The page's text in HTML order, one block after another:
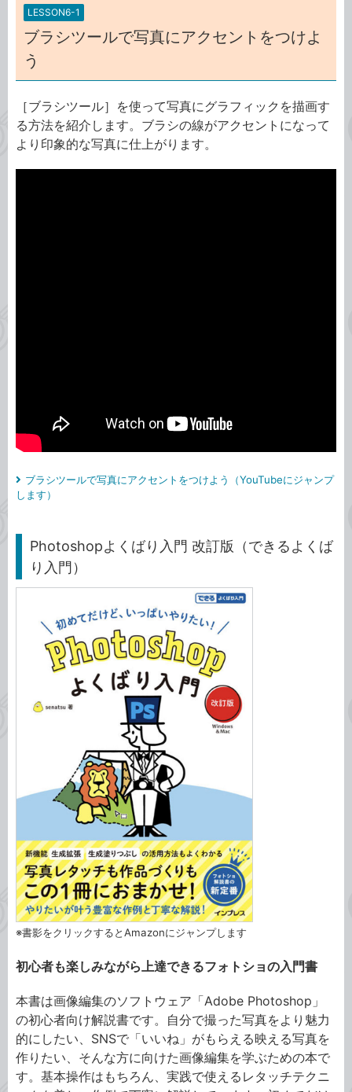
LESSON6-1
ブラシツールで写真にアクセントをつけよ
う
［ブラシツール］を使って写真にグラフィックを描画す
る方法を紹介します。ブラシの線がアクセントになって
より印象的な写真に仕上がります。
ブラシツールで写真にアクセントをつけよう（YouTubeにジャンプ
します）
Photoshopよくばり入門 改訂版（できるよくば
り入門）
※書影をクリックするとAmazonにジャンプします
初心者も楽しみながら上達できるフォトショの入門書
本書は画像編集のソフトウェア「Adobe Photoshop」
の初心者向け解説書です。自分で撮った写真をより魅力
的にしたい、SNSで「いいね」がもらえる映える写真を
作りたい、そんな方に向けた画像編集を学ぶための本で
す。基本操作はもちろん、実践で使えるレタッチテクニ